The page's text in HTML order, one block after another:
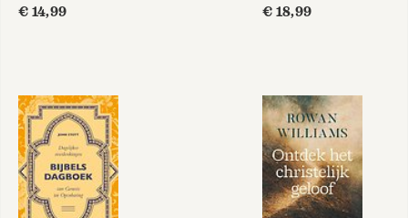
€ 14,99
€ 18,99